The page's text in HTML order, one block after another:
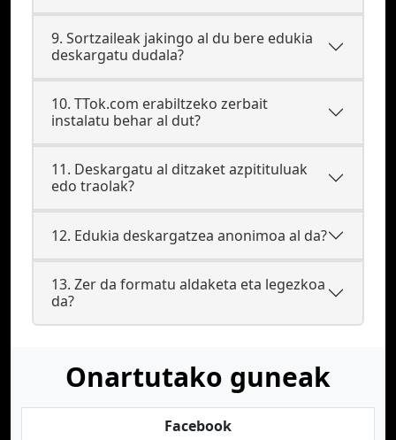
9. Sortzaileak jakingo al du bere edukia
deskargatu dudala?
10. TTok.com erabiltzeko zerbait
instalatu behar al dut?
11. Deskargatu al ditzaket azpitituluak
edo traolak?
12. Edukia deskargatzea anonimoa al da?
13. Zer da formatu aldaketa eta legezkoa
da?
Onartutako guneak
Facebook